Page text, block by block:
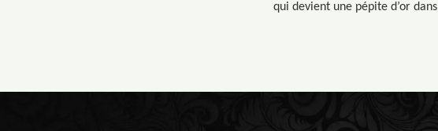
qui devient une pépite d’or